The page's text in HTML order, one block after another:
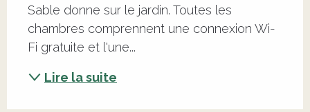
Sable donne sur le jardin. Toutes les
chambres comprennent une connexion Wi-
Fi gratuite et l'une...
Lire la suite